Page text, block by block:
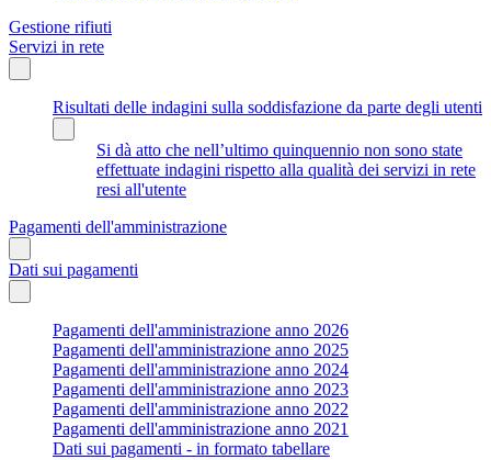
Gestione rifiuti
Servizi in rete
Risultati delle indagini sulla soddisfazione da parte degli utenti
Si dà atto che nell’ultimo quinquennio non sono state
effettuate indagini rispetto alla qualità dei servizi in rete
resi all'utente
Pagamenti dell'amministrazione
Dati sui pagamenti
Pagamenti dell'amministrazione anno 2026
Pagamenti dell'amministrazione anno 2025
Pagamenti dell'amministrazione anno 2024
Pagamenti dell'amministrazione anno 2023
Pagamenti dell'amministrazione anno 2022
Pagamenti dell'amministrazione anno 2021
Dati sui pagamenti - in formato tabellare